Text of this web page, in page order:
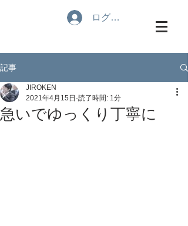
ログイン
記事
急いでゆっくり丁寧に
JIROKEN
2021年4月15日 読了時間: 1分